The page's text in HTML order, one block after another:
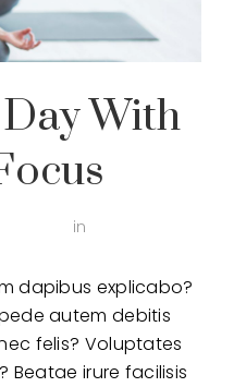
With
in
dapibus explicabo?
autem debitis
felis? Voluptates
Beatae irure facilisis